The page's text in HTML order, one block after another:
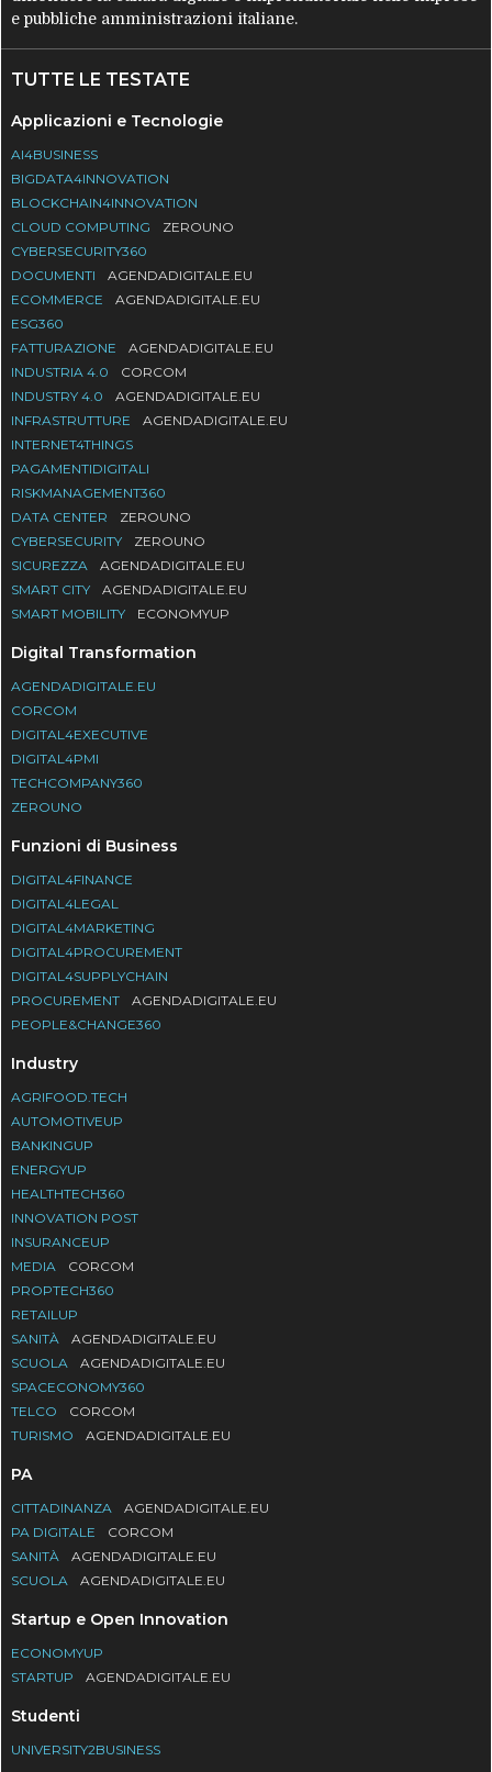
e pubbliche amministrazioni italiane.
TUTTE LE TESTATE
Applicazioni e Tecnologie
AI4BUSINESS
BIGDATA4INNOVATION
BLOCKCHAIN4INNOVATION
CLOUD COMPUTING
ZEROUNO
CYBERSECURITY360
DOCUMENTI
AGENDADIGITALE.EU
ECOMMERCE
AGENDADIGITALE.EU
ESG360
FATTURAZIONE
AGENDADIGITALE.EU
INDUSTRIA 4.0
CORCOM
INDUSTRY 4.0
AGENDADIGITALE.EU
INFRASTRUTTURE
AGENDADIGITALE.EU
INTERNET4THINGS
PAGAMENTIDIGITALI
RISKMANAGEMENT360
DATA CENTER
ZEROUNO
CYBERSECURITY
ZEROUNO
SICUREZZA
AGENDADIGITALE.EU
SMART CITY
AGENDADIGITALE.EU
SMART MOBILITY
ECONOMYUP
Digital Transformation
AGENDADIGITALE.EU
CORCOM
DIGITAL4EXECUTIVE
DIGITAL4PMI
TECHCOMPANY360
ZEROUNO
Funzioni di Business
DIGITAL4FINANCE
DIGITAL4LEGAL
DIGITAL4MARKETING
DIGITAL4PROCUREMENT
DIGITAL4SUPPLYCHAIN
PROCUREMENT
AGENDADIGITALE.EU
PEOPLE&CHANGE360
Industry
AGRIFOOD.TECH
AUTOMOTIVEUP
BANKINGUP
ENERGYUP
HEALTHTECH360
INNOVATION POST
INSURANCEUP
MEDIA
CORCOM
PROPTECH360
RETAILUP
SANITÀ
AGENDADIGITALE.EU
SCUOLA
AGENDADIGITALE.EU
SPACECONOMY360
TELCO
CORCOM
TURISMO
AGENDADIGITALE.EU
PA
CITTADINANZA
AGENDADIGITALE.EU
PA DIGITALE
CORCOM
SANITÀ
AGENDADIGITALE.EU
SCUOLA
AGENDADIGITALE.EU
Startup e Open Innovation
ECONOMYUP
STARTUP
AGENDADIGITALE.EU
Studenti
UNIVERSITY2BUSINESS